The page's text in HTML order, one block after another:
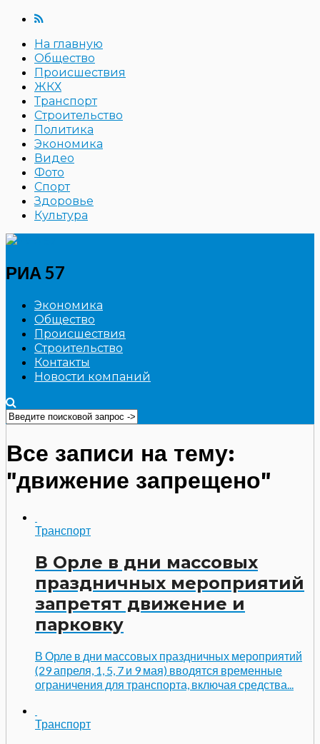
На главную
Общество
Происшествия
ЖКХ
Транспорт
Строительство
Политика
Экономика
Видео
Фото
Спорт
Здоровье
Культура
РИА 57
Экономика
Общество
Происшествия
Строительство
Контакты
Новости компаний
Все записи на тему:
"движение запрещено"
Транспорт
В Орле в дни массовых
праздничных мероприятий
запретят движение и
парковку
В Орле в дни массовых праздничных мероприятий
(29 апреля, 1, 5, 7 и 9 мая) вводятся временные
ограничения для транспорта, включая средства...
Транспорт